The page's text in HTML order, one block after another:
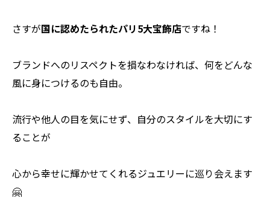
さすが国に認めたられたパリ5大宝飾店ですね！
ブランドへのリスペクトを損なわなければ、何をどんな
風に身につけるのも自由。
流行や他人の目を気にせず、自分のスタイルを大切にす
ることが
心から幸せに輝かせてくれるジュエリーに巡り会えます
🤗